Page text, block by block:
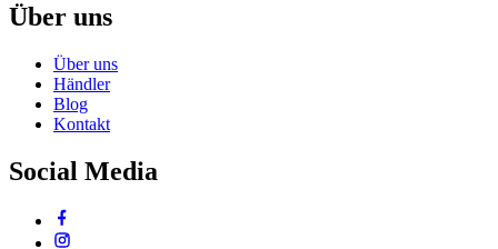
Über uns
Über uns
Händler
Blog
Kontakt
Social Media